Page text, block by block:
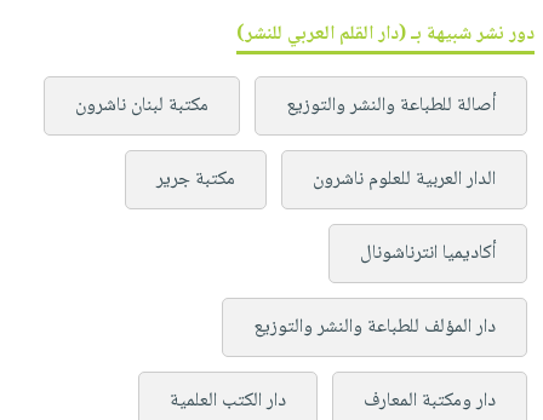
دور نشر شبيهة بـ (دار القلم العربي للنشر)
أصالة للطباعة والنشر والتوزيع مكتبة لبنان ناشرون
الدار العربية للعلوم ناشرون مكتبة جرير
أكاديميا انترناشونال
دار المؤلف للطباعة والنشر والتوزيع
دار ومكتبة المعارف دار الكتب العلمية